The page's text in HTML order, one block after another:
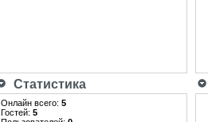
Статистика
Онлайн всего: 5
Гостей: 5